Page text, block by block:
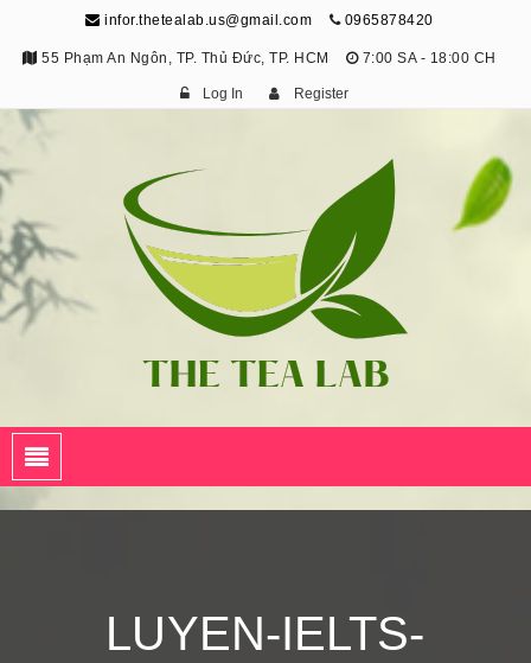
infor.thetealab.us@gmail.com 0965878420
55 Phạm An Ngôn, TP. Thủ Đức, TP. HCM 7:00 SA - 18:00 CH
Log In Register
LUYEN-IELTS-